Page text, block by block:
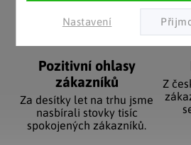
Nastavení
Pozitivní ohlasy
zákazníků
Za desítky let na trhu jsme
nasbírali stovky tisíc
spokojených zákazníků.
Z